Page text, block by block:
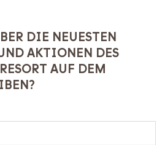
DIE NEUESTEN
AKTIONEN DES
AUF DEM